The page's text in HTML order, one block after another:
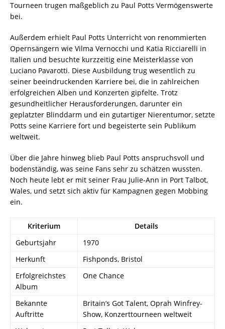
Tourneen trugen maßgeblich zu Paul Potts Vermögenswerte
bei.
Außerdem erhielt Paul Potts Unterricht von renommierten
Opernsängern wie Vilma Vernocchi und Katia Ricciarelli in
Italien und besuchte kurzzeitig eine Meisterklasse von
Luciano Pavarotti. Diese Ausbildung trug wesentlich zu
seiner beeindruckenden Karriere bei, die in zahlreichen
erfolgreichen Alben und Konzerten gipfelte. Trotz
gesundheitlicher Herausforderungen, darunter ein
geplatzter Blinddarm und ein gutartiger Nierentumor, setzte
Potts seine Karriere fort und begeisterte sein Publikum
weltweit.
Über die Jahre hinweg blieb Paul Potts anspruchsvoll und
bodenständig, was seine Fans sehr zu schätzen wussten.
Noch heute lebt er mit seiner Frau Julie-Ann in Port Talbot,
Wales, und setzt sich aktiv für Kampagnen gegen Mobbing
ein.
Kriterium
Details
Geburtsjahr
1970
Herkunft
Fishponds, Bristol
Erfolgreichstes
Album
One Chance
Bekannte
Auftritte
Britain’s Got Talent, Oprah Winfrey-
Show, Konzerttourneen weltweit